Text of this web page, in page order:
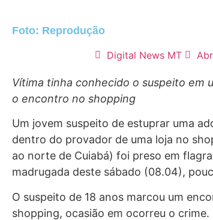
Foto: Reprodução
Digital News MT
Vítima tinha conhecido o suspeito em
o encontro no shopping
Um jovem suspeito de estuprar uma
dentro do provador de uma loja no
ao norte de Cuiabá) foi preso em
madrugada deste sábado (08.04),
O suspeito de 18 anos marcou um
shopping, ocasião em ocorreu o crime.